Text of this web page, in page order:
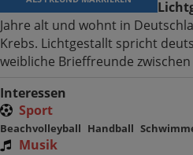
Jahre alt und wohnt in
Krebs. Lichtgestallt spricht
weibliche Brieffreunde zwischen
Interessen
Sport
Beachvolleyball Handball
Musik